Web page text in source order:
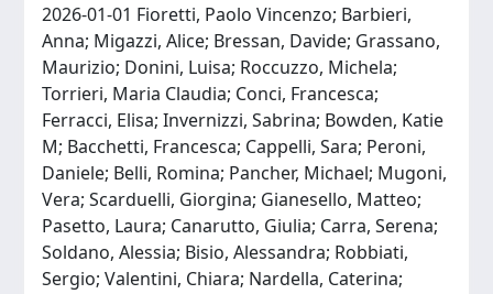
2026-01-01 Fioretti, Paolo Vincenzo; Barbieri,
Anna; Migazzi, Alice; Bressan, Davide; Grassano,
Maurizio; Donini, Luisa; Roccuzzo, Michela;
Torrieri, Maria Claudia; Conci, Francesca;
Ferracci, Elisa; Invernizzi, Sabrina; Bowden, Katie
M; Bacchetti, Francesca; Cappelli, Sara; Peroni,
Daniele; Belli, Romina; Pancher, Michael; Mugoni,
Vera; Scarduelli, Giorgina; Gianesello, Matteo;
Pasetto, Laura; Canarutto, Giulia; Carra, Serena;
Soldano, Alessia; Bisio, Alessandra; Robbiati,
Sergio; Valentini, Chiara; Nardella, Caterina;